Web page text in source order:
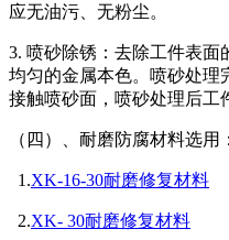
应无油污、无粉尘。
3. 喷砂除锈：去除工件表
均匀的金属本色。喷砂处理
接触喷砂面，喷砂处理后工
（四）、耐磨防腐材料选用：
1.XK-16-30耐磨修复材料
2.XK- 30耐磨修复材料